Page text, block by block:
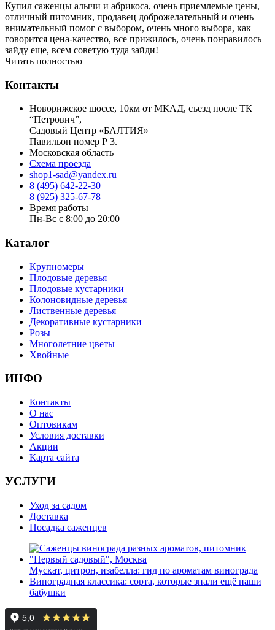
Купил саженцы алычи и абрикоса, очень приемлемые цены,
отличный питомник, продавец доброжелательный и очень
внимательный помог с выбором, очень много выбора, как
говорится цена-качество, все прижилось, очень понравилось
зайду еще, всем советую туда зайди!
Читать полностью
Контакты
Новорижское шоссе, 10км от МКАД, съезд после ТК
“Петрович”,
Садовый Центр «БАЛТИЯ»
Павильон номер Р 3.
Московская область
Схема проезда
shop1-sad@yandex.ru
8 (495) 642-22-30
8 (925) 325-67-78
Время работы
Пн-Вс с 8:00 до 20:00
Каталог
Крупномеры
Плодовые деревья
Плодовые кустарники
Колоновидные деревья
Лиственные деревья
Декоративные кустарники
Розы
Многолетние цветы
Хвойные
ИНФО
Контакты
О нас
Оптовикам
Условия доставки
Акции
Карта сайта
УСЛУГИ
Уход за садом
Доставка
Посадка саженцев
Мускат, цитрон, изабелла: гид по ароматам винограда
Виноградная классика: сорта, которые знали ещё наши
бабушки